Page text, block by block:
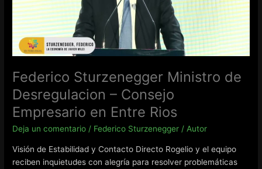
del
Banco
Central
Federico Sturzenegger Ministro de
Desregulacion – Consejo
Empresario en Entre Rios
Deja un comentario / Federico Sturzenegger /Autor
Visión de Estabilidad y Contacto Directo Rogelio y el equipo
reciben inquietudes con alegría para resolver problemáticas